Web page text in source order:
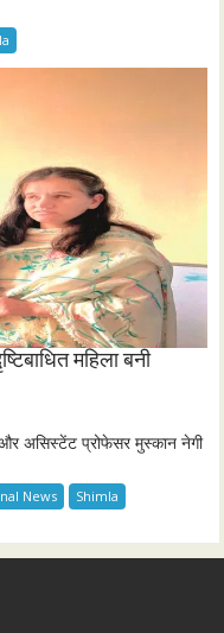
महिला बनी
असिस्टेंट प्रोफेसर मुस्कान नेगी
News Shimla